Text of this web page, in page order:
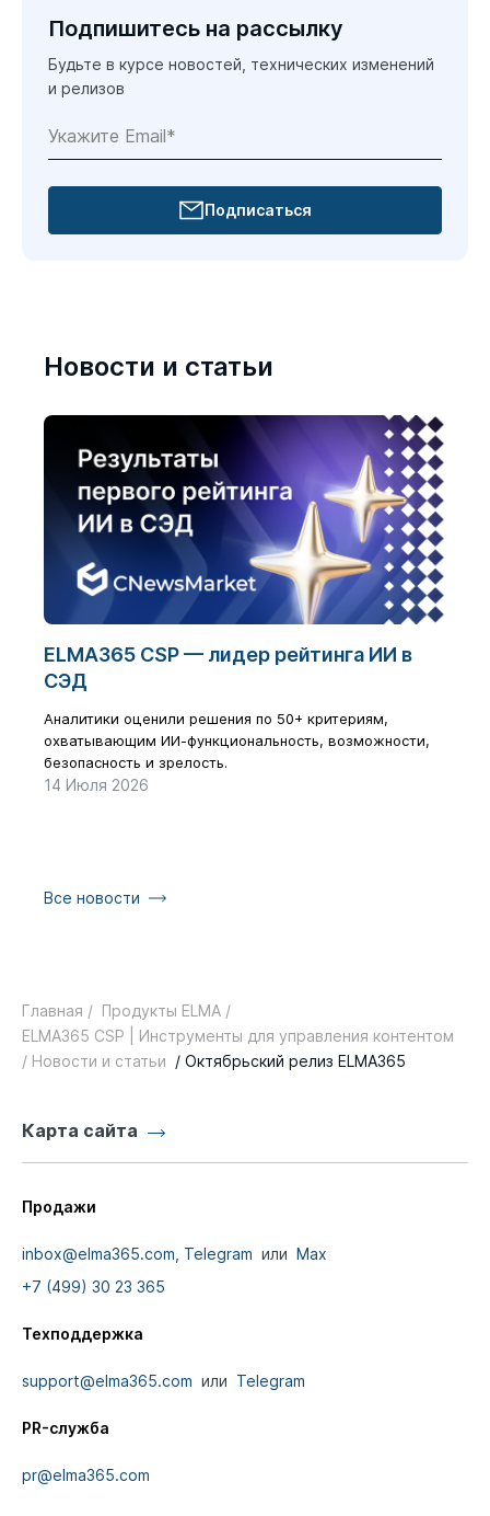
Подпишитесь на рассылку
Будьте в курсе новостей, технических изменений
и релизов
Подписаться
Новости и статьи
ELMA365 CSP — лидер рейтинга ИИ в
СЭД
Аналитики оценили решения по 50+ критериям,
охватывающим ИИ-функциональность, возможности,
безопасность и зрелость.
14 Июля 2026
Все новости
Главная / Продукты ELMA /
ELMA365 CSP | Инструменты для управления контентом
/ Новости и статьи / Октябрьский релиз ELMA365
Карта сайта
Продажи
inbox@elma365.com, Telegram или Max
+7 (499) 30 23 365
Техподдержка
support@elma365.com или Telegram
PR-служба
pr@elma365.com